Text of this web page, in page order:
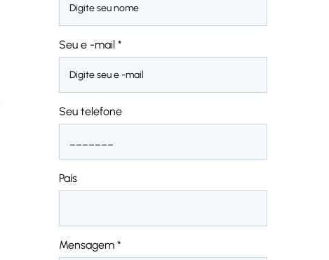
Seu e -mail *
Seu telefone
País
Mensagem *